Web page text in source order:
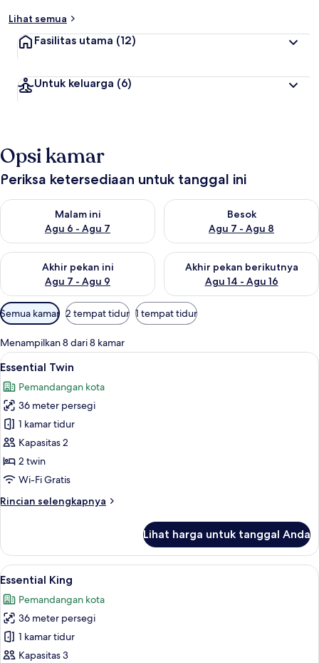
Lihat semua
Fasilitas utama (12)
Untuk keluarga (6)
Opsi kamar
Periksa ketersediaan untuk tanggal ini
Malam ini
Agu 6 - Agu 7
Periksa ketersediaan untuk malam ini Agu 6 - Agu 7
Besok
Agu 7 - Agu 8
Periksa ketersediaan untuk
Akhir pekan ini
Agu 7 - Agu 9
Periksa ketersediaan untuk akhir pekan ini Agu 7 - Agu 9
Akhir pekan berikutnya
Agu 14 - Agu 16
Periksa ketersediaan untuk
Filter
tersedia
untuk
kamar
Semua kamar 2 tempat tidur 1 tempat tidur
Menampilkan 8 dari 8 kamar
Lihat
semua
foto
untuk
Essential
Twin
Essential Twin | Seprai premium,
5
Essential Twin
Pemandangan kota
36 meter persegi
1 kamar tidur
Kapasitas 2
2 twin
Wi-Fi Gratis
Rincian selengkapnya
Rincian
Essential
Twin
Lihat harga untuk tanggal Anda
Lihat
semua
foto
untuk
Essential
King
Essential King | Seprai premium,
6
Essential King
Pemandangan kota
36 meter persegi
1 kamar tidur
Kapasitas 3